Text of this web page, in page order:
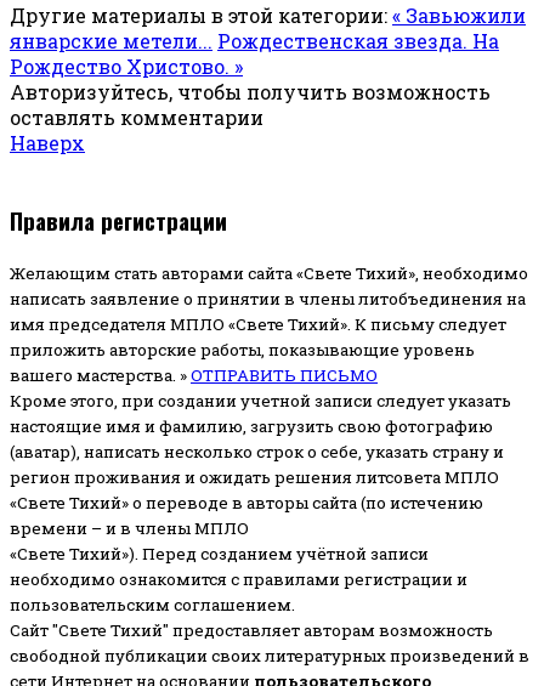
Другие материалы в этой категории:« Завьюжили
январские метели... Рождественская звезда. На
Рождество Христово. »
Авторизуйтесь, чтобы получить возможность
оставлять комментарии
Наверх
Правила регистрации
Желающим стать авторами сайта «Свете Тихий», необходимо
написать заявление о принятии в члены литобъединения на
имя председателя МПЛО «Свете Тихий». К письму следует
приложить авторские работы, показывающие уровень
вашего мастерства. »ОТПРАВИТЬ ПИСЬМО
Кроме этого, при создании учетной записи следует указать
настоящие имя и фамилию, загрузить свою фотографию
(аватар), написать несколько строк о себе, указать страну и
регион проживания и ожидать решения литсовета МПЛО
«Свете Тихий» о переводе в авторы сайта (по истечению
времени – и в члены МПЛО
«Свете Тихий»). Перед созданием учётной записи
необходимо ознакомится с правилами регистрации и
пользовательским соглашением.
Сайт "Свете Тихий" предоставляет авторам возможность
свободной публикации своих литературных произведений в